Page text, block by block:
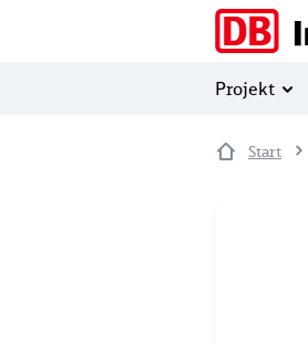
Projekt
Start